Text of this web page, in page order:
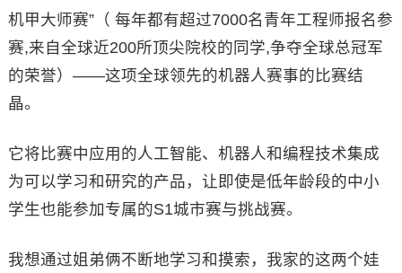
机甲大师赛”（ 每年都有超过7000名青年工程师报名参
赛,来自全球近200所顶尖院校的同学,争夺全球总冠军
的荣誉）——这项全球领先的机器人赛事的比赛结
晶。
它将比赛中应用的人工智能、机器人和编程技术集成
为可以学习和研究的产品，让即使是低年龄段的中小
学生也能参加专属的S1城市赛与挑战赛。
我想通过姐弟俩不断地学习和摸索，我家的这两个娃